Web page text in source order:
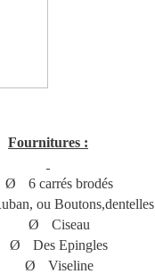
Fournitures :
Ø
6 carrés brodés
ou
Ø
Ciseau
Ø
Des Epingles
Ø
Viseline